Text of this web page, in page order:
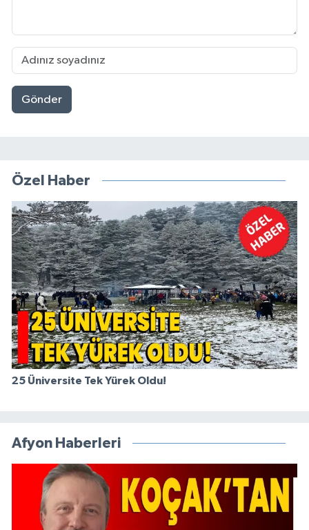
Gönder
Özel Haber
25 Üniversite Tek Yürek Oldu!
Afyon Haberleri